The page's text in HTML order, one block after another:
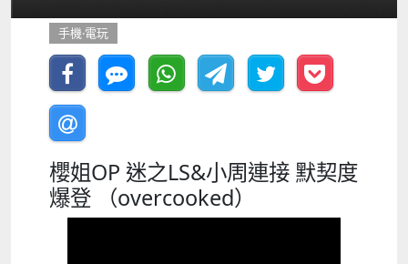
手機‧電玩
櫻姐OP 迷之LS&小周連接 默契度
爆登 （overcooked）